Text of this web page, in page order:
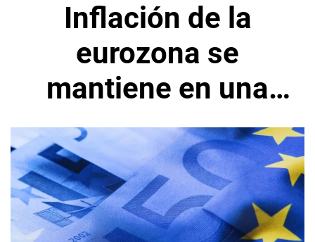
Inflación de la
eurozona se
mantiene en una
zona benigna